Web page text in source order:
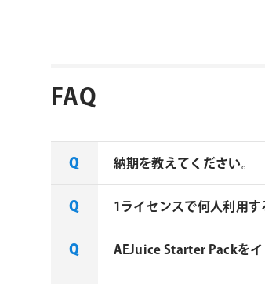
FAQ
納期を教えてください。
AEJuice社の全製品はご
1ライセンスで何人利用
AEJuice 社製品は1ユーザ
AEJuice Starter Packを